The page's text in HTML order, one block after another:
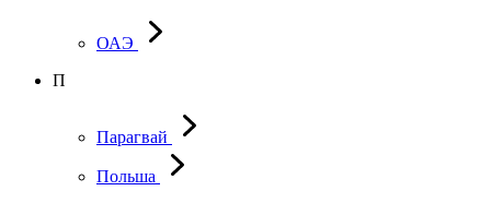
ОАЭ
П
Парагвай
Польша